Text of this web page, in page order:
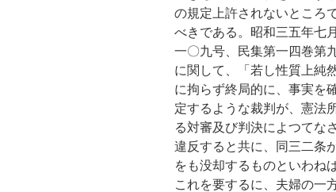
の規定上許されないところ
べきである。昭和三五年七
一〇九号、民集第一四巻第
に関して、「若し性質上純
に拘らず終局的に、事実を
定するような裁判が、憲法
る対審及び判決によつてな
違反すると共に、同三二条
をも没却するものといわね
これを要するに、夫婦の一